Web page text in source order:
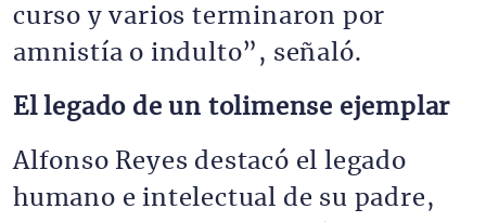
curso y varios terminaron por
amnistía o indulto”, señaló.
El legado de un tolimense ejemplar
Alfonso Reyes destacó el legado
humano e intelectual de su padre,